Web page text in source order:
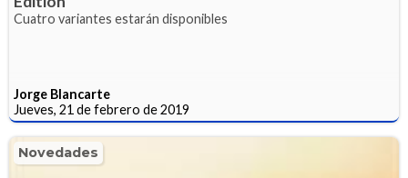
Cuatro variantes estarán disponibles
Jorge Blancarte
Jueves, 21 de febrero de 2019
Novedades